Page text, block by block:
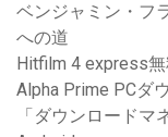
ベンジャミン・フ
への道
Hitfilm 4 express
Alpha Prime PCダ
「ダウンロードマ